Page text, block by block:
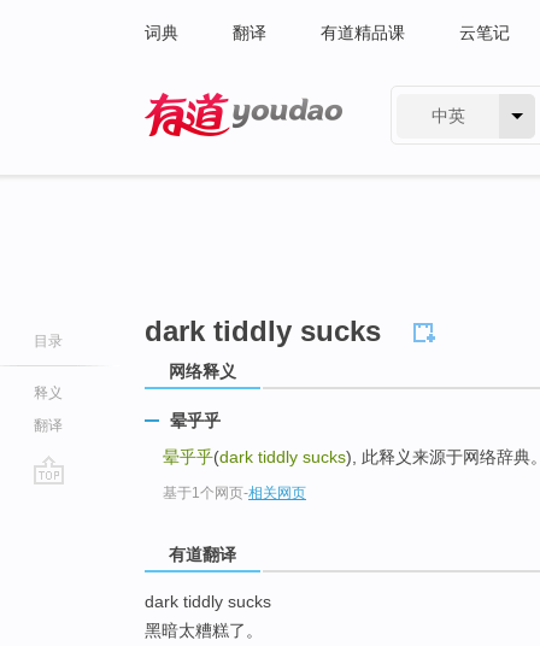
词典 翻译 有道精品课 云笔记
中英
目录
释义
翻译
dark tiddly sucks
网络释义
晕乎乎
晕乎乎(dark tiddly sucks), 此释义来源于网络辞典
基于1个网页-相关网页
有道翻译
dark tiddly sucks
黑暗太糟糕了。